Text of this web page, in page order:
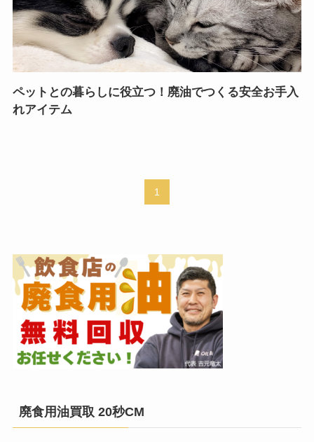
ペットとの暮らしに役立つ！廃油でつくる安全お手入
れアイテム
1
廃食用油買取 20秒CM